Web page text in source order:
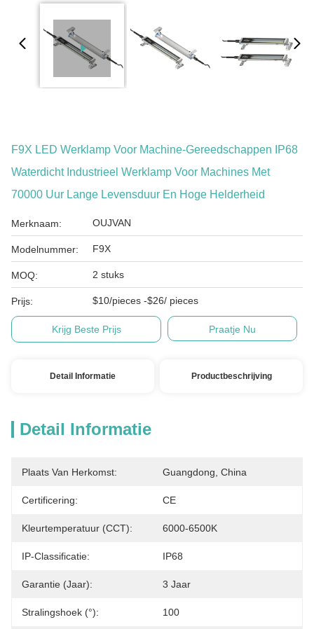
F9X LED Werklamp Voor Machine-Gereedschappen IP68
Waterdicht Industrieel Werklamp Voor Machines Met
70000 Uur Lange Levensduur En Hoge Helderheid
Merknaam: OUJVAN
Modelnummer: F9X
MOQ: 2 stuks
Prijs: $10/pieces -$26/ pieces
Krijg Beste Prijs Praatje Nu
Detail Informatie Productbeschrijving
Detail Informatie
Plaats Van Herkomst: Guangdong, China
Certificering: CE
Kleurtemperatuur (CCT): 6000-6500K
IP-Classificatie: IP68
Garantie (jaar): 3 Jaar
Stralingshoek (°): 100